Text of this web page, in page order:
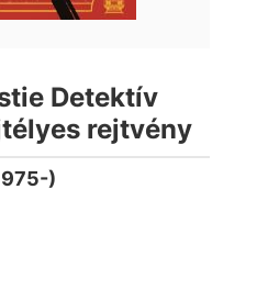
Detektív
rejtvény
)